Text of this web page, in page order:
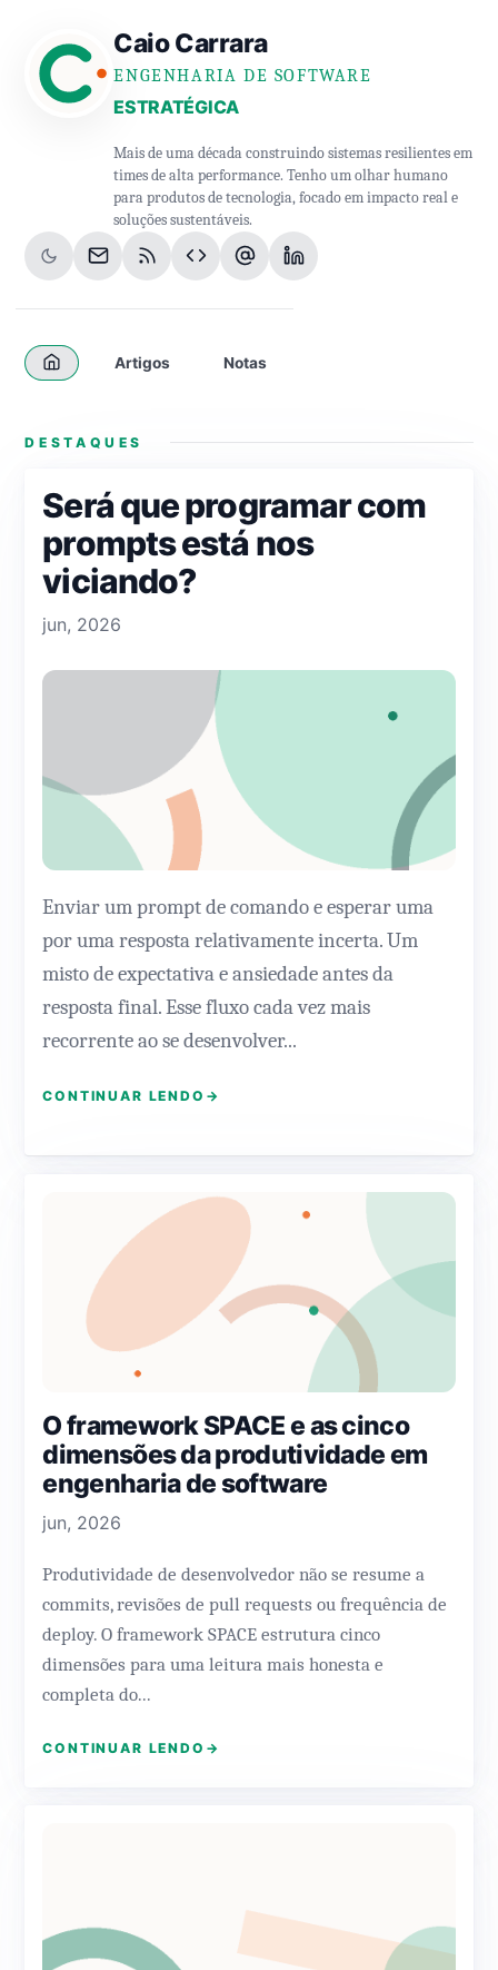
Caio Carrara
ENGENHARIA DE SOFTWARE
ESTRATÉGICA
Mais de uma década construindo sistemas resilientes em
times de alta performance. Tenho um olhar humano
para produtos de tecnologia, focado em impacto real e
soluções sustentáveis.
Artigos Notas
DESTAQUES
Será que programar com
prompts está nos
viciando?
jun, 2026
Enviar um prompt de comando e esperar uma
por uma resposta relativamente incerta. Um
misto de expectativa e ansiedade antes da
resposta final. Esse fluxo cada vez mais
recorrente ao se desenvolver...
CONTINUAR LENDO →
O framework SPACE e as cinco
dimensões da produtividade em
engenharia de software
jun, 2026
Produtividade de desenvolvedor não se resume a
commits, revisões de pull requests ou frequência de
deploy. O framework SPACE estrutura cinco
dimensões para uma leitura mais honesta e
completa do...
CONTINUAR LENDO →